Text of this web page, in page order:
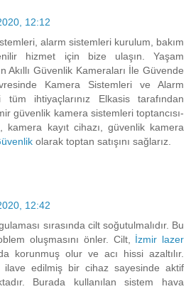
12:12
alarm sistemleri kurulum, bakım
hizmet için bize ulaşın. Yaşam
Akıllı Güvenlik Kameraları İle Güvende
Kamera Sistemleri ve Alarm
ihtiyaçlarınız Elkasis tarafından
güvenlik kamera sistemleri toptancısı-
kamera kayıt cihazı, güvenlik kamera
olarak toptan satışını sağlarız.
12:42
sırasında cilt soğutulmalıdır. Bu
oluşmasını önler. Cilt, İzmir lazer
korunmuş olur ve acı hissi azaltılır.
ilave edilmiş bir cihaz sayesinde aktif
Burada kullanılan sistem hava